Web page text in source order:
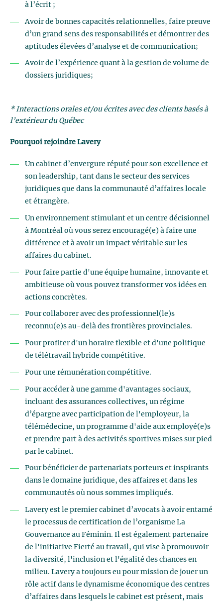
à l’écrit ;
Avoir de bonnes capacités relationnelles, faire preuve
d’un grand sens des responsabilités et démontrer des
aptitudes élevées d’analyse et de communication;
Avoir de l’expérience quant à la gestion de volume de
dossiers juridiques;
* Interactions orales et/ou écrites avec des clients basés à
l’extérieur du Québec
Pourquoi rejoindre Lavery
Un cabinet d’envergure réputé pour son excellence et
son leadership, tant dans le secteur des services
juridiques que dans la communauté d’affaires locale
et étrangère.
Un environnement stimulant et un centre décisionnel
à Montréal où vous serez encouragé(e) à faire une
différence et à avoir un impact véritable sur les
affaires du cabinet.
Pour faire partie d'une équipe humaine, innovante et
ambitieuse où vous pouvez transformer vos idées en
actions concrètes.
Pour collaborer avec des professionnel(le)s
reconnu(e)s au-delà des frontières provinciales.
Pour profiter d'un horaire flexible et d'une politique
de télétravail hybride compétitive.
Pour une rémunération compétitive.
Pour accéder à une gamme d'avantages sociaux,
incluant des assurances collectives, un régime
d’épargne avec participation de l'employeur, la
télémédecine, un programme d'aide aux employé(e)s
et prendre part à des activités sportives mises sur pied
par le cabinet.
Pour bénéficier de partenariats porteurs et inspirants
dans le domaine juridique, des affaires et dans les
communautés où nous sommes impliqués.
Lavery est le premier cabinet d’avocats à avoir entamé
le processus de certification de l’organisme La
Gouvernance au Féminin. Il est également partenaire
de l'initiative Fierté au travail, qui vise à promouvoir
la diversité, l'inclusion et l'égalité des chances en
milieu. Lavery a toujours eu pour mission de jouer un
rôle actif dans le dynamisme économique des centres
d’affaires dans lesquels le cabinet est présent, mais